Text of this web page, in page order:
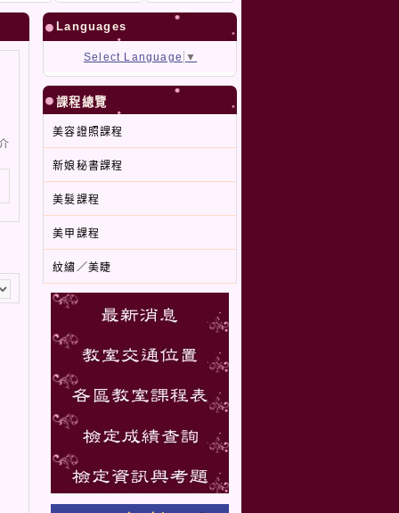
Languages
Select Language ▼
課程總覽
美容證照課程
新娘秘書課程
美髮課程
美甲課程
紋繡／美睫